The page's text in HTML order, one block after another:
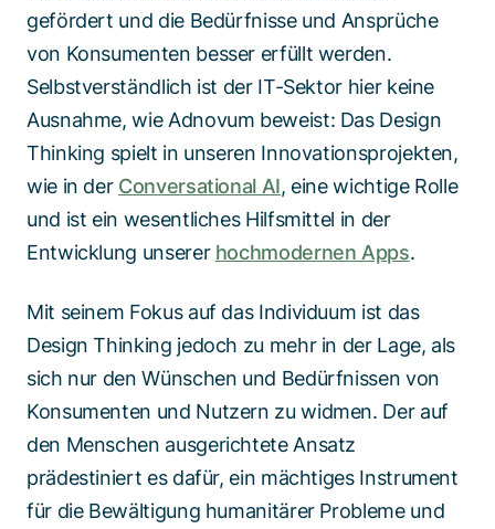
gefördert und die Bedürfnisse und Ansprüche
von Konsumenten besser erfüllt werden.
Selbstverständlich ist der IT-Sektor hier keine
Ausnahme, wie Adnovum beweist: Das Design
Thinking spielt in unseren Innovationsprojekten,
wie in der Conversational AI, eine wichtige Rolle
und ist ein wesentliches Hilfsmittel in der
Entwicklung unserer hochmodernen Apps.
Mit seinem Fokus auf das Individuum ist das
DesignThinking jedoch zu mehrin der Lage, als
sich nur den Wünschen und Bedürfnissen von
Konsumenten und Nutzern zu widmen. Der auf
den Menschen ausgerichtete Ansatz
prädestiniert es dafür, ein mächtiges Instrument
für die Bewältigung humanitärer Probleme und